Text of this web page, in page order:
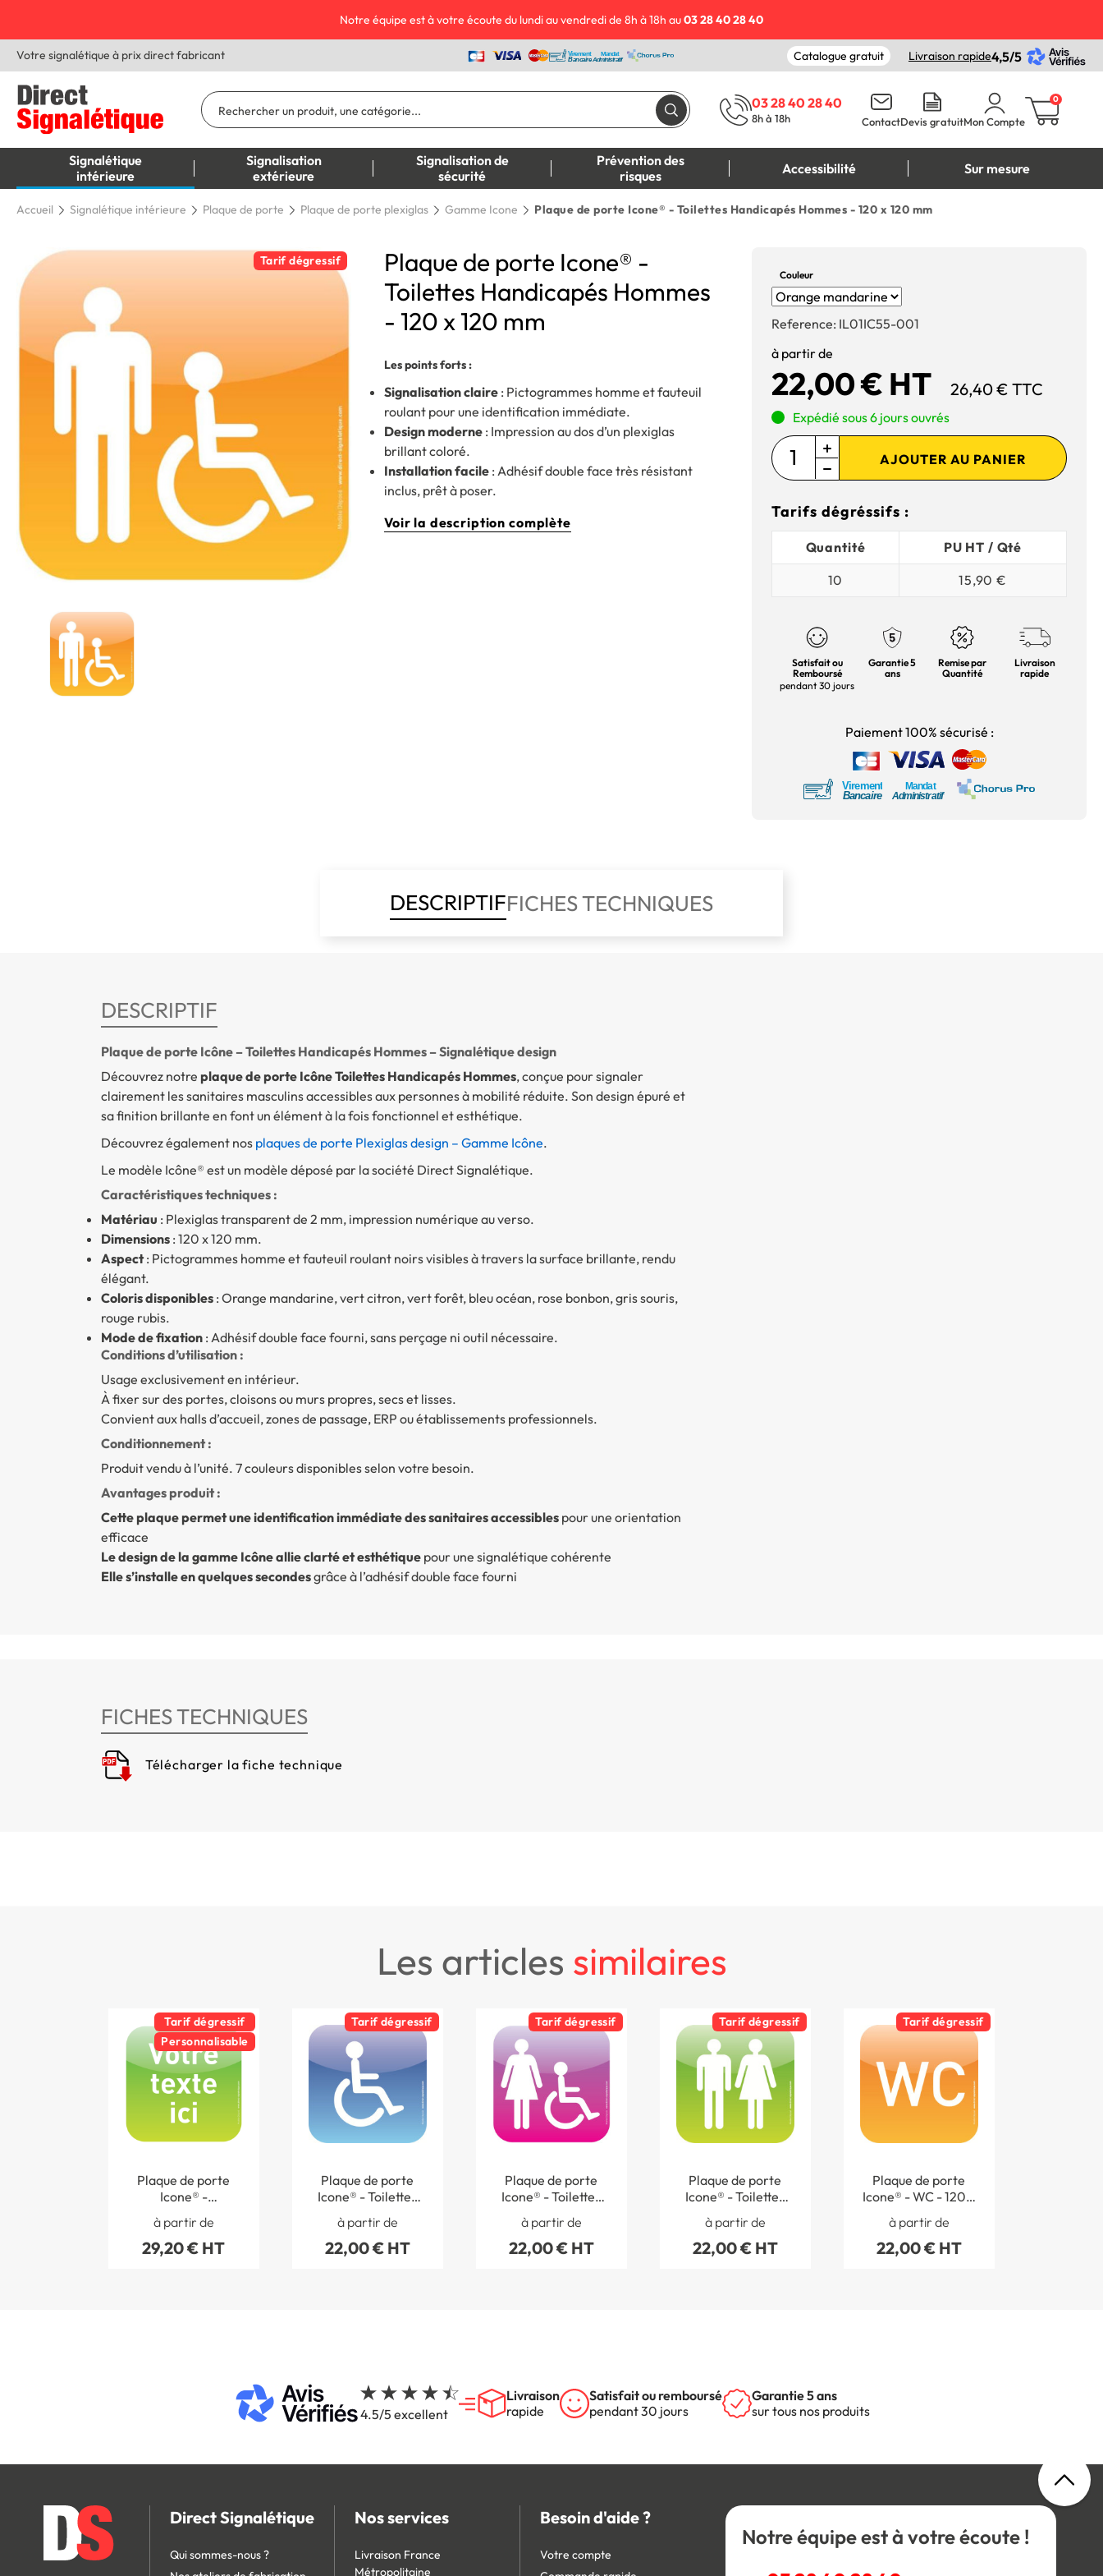
Notre équipe est à votre écoute du lundi au vendredi de 8h à 18h au03 28 40 28 40
Votre signalétique à prix direct fabricant Catalogue gratuit Livraison rapide4,5/5
03 28 40 28 40
8h à 18h ContactDevis gratuitMon Compte
0
Signalétique
intérieure
Signalisation
extérieure
Signalisation de
sécurité
Prévention des
risques
Accessibilité Sur mesure
Accueil Signalétique intérieure Plaque de porte Plaque de porte plexiglas Gamme Icone Plaque de porte Icone® - Toilettes Handicapés Hommes - 120 x 120 mm
Tarif dégressif
Plaque de porte Icone® -
Toilettes Handicapés Hommes
- 120 x 120 mm
Les points forts :
Signalisation claire : Pictogrammes homme et fauteuil
roulant pour une identification immédiate.
Design moderne : Impression au dos d’un plexiglas
brillant coloré.
Installation facile : Adhésif double face très résistant
inclus, prêt à poser.
Voir la description complète
Couleur
Reference: IL01IC55-001
à partir de
22,00 € HT 26,40 € TTC
Expédié sous 6 jours ouvrés
AJOUTER AU PANIER
Tarifs dégréssifs :
Quantité
PU HT / Qté
10
15,90 €
Satisfait ou
Remboursé
pendant 30 jours
Garantie 5
ans
Remise par
Quantité
Livraison
rapide
Paiement 100% sécurisé :
DESCRIPTIFFICHES TECHNIQUES
DESCRIPTIF
Plaque de porte Icône – Toilettes Handicapés Hommes – Signalétique design
Découvrez notre plaque de porte Icône Toilettes Handicapés Hommes, conçue pour signaler
clairement les sanitaires masculins accessibles aux personnes à mobilité réduite. Son design épuré et
sa finition brillante en font un élément à la fois fonctionnel et esthétique.
Découvrez également nos plaques de porte Plexiglas design – Gamme Icône.
Le modèle Icône® est un modèle déposé par la société Direct Signalétique.
Caractéristiques techniques :
Matériau : Plexiglas transparent de 2 mm, impression numérique au verso.
Dimensions: 120 x 120 mm.
Aspect: Pictogrammes homme et fauteuil roulant noirs visibles à travers la surface brillante, rendu
élégant.
Coloris disponibles: Orange mandarine, vert citron, vert forêt, bleu océan, rose bonbon, gris souris,
rouge rubis.
Mode de fixation: Adhésif double face fourni, sans perçage ni outil nécessaire.
Conditions d’utilisation :
Usage exclusivement en intérieur.
À fixer sur des portes, cloisons ou murs propres, secs et lisses.
Convient aux halls d’accueil, zones de passage, ERP ou établissements professionnels.
Conditionnement :
Produit vendu à l’unité. 7 couleurs disponibles selon votre besoin.
Avantages produit :
Cette plaque permet une identification immédiate des sanitaires accessiblespour une orientation
efficace
Le design de la gamme Icône allie clarté et esthétiquepour une signalétique cohérente
Elle s’installe en quelques secondesgrâce à l’adhésif double face fourni
FICHES TECHNIQUES
Télécharger la fiche technique
les articles similaires
Tarif dégressif
Personnalisable
Plaque de porte
Icone® -
Personnalisée - 120
x 120 mm
à partir de
29,20 € HT
Tarif dégressif
Plaque de porte
Icone® - Toilettes
handicapés - 120 x
120 mm
à partir de
22,00 € HT
Tarif dégressif
Plaque de porte
Icone® - Toilettes
Handicapés
Femmes - 120 x 120
mm
à partir de
22,00 € HT
Tarif dégressif
Plaque de porte
Icone® - Toilettes
Hommes Femmes -
120 x 120 mm
à partir de
22,00 € HT
Tarif dégressif
Plaque de porte
Icone® - WC - 120 x
120 mm
à partir de
22,00 € HT
4.5/5 excellent
Livraison
rapide
Satisfait ou remboursé
pendant 30 jours
Garantie 5 ans
sur tous nos produits
Direct Signalétique
Qui sommes-nous ?
Nos services
Livraison France
Métropolitaine
Besoin d'aide ?
Votre compte
Notre équipe est à votre écoute !